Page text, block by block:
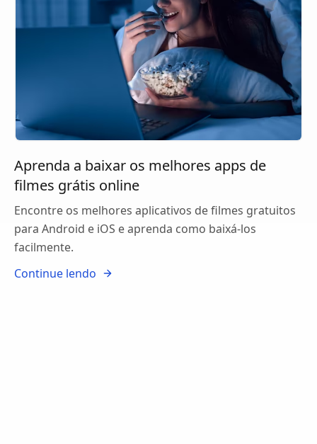
Aprenda a baixar os melhores apps de
filmes grátis online
Encontre os melhores aplicativos de filmes gratuitos
para Android e iOS e aprenda como baixá-los
facilmente.
Continue lendo